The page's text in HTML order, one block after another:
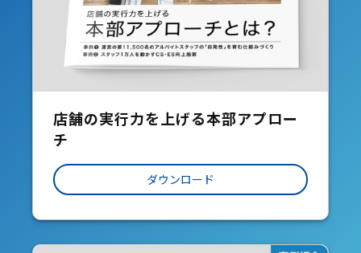
店舗の実行力を上げる本部アプロー
チ
ダウンロード